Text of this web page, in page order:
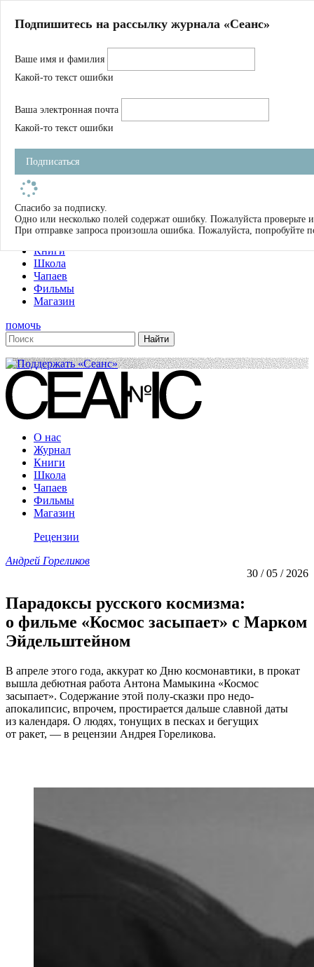
Магазин
Журнал
Школа
Устав
Фильмы
Имена
Тэги
О нас
Журнал
Книги
Школа
Чапаев
Фильмы
Магазин
помочь
О нас
Журнал
Книги
Школа
Чапаев
Фильмы
Магазин
Рецензии
Андрей Гореликов
30 / 05 / 2026
Парадоксы русского космизма:
о фильме «Космос засыпает» с Марком
Эйдельштейном
В апреле этого года, аккурат ко Дню космонавтики, в прокат
вышла дебютная работа Антона Мамыкина «Космос
засыпает». Содержание этой полу-сказки про недо-
апокалипсис, впрочем, простирается дальше славной даты
из календаря. О людях, тонущих в песках и бегущих
от ракет, — в рецензии Андрея Гореликова.
Подпишитесь на рассылку журнала «Сеанс»
Ваше имя и фамилия
Какой-то текст ошибки
Ваша электронная почта
Какой-то текст ошибки
Подписаться
Спасибо за подписку.
Одно или несколько полей содержат ошибку. Пожалуйста проверьте
При отправке запроса произошла ошибка. Пожалуйста, попробуйте